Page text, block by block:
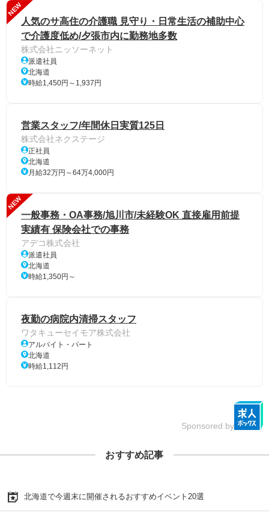
NEW
人気のサ高住の介護職 見守り・日常生活の補助中心
で介護度低め/夕張市内に勤務地多数
株式会社ニッソーネット
派遣社員
北海道
時給1,450円～1,937円
営業スタッフ/年間休日実質125日
株式会社ネクステージ
正社員
北海道
月給32万円～64万4,000円
NEW
一般事務・OA事務/旭川市/未経験OK 直接雇用前提
実績有 保険会社での事務
アデコ株式会社
派遣社員
北海道
時給1,350円～
夜勤の病院内清掃スタッフ
ワタキューセイモア株式会社
アルバイト・パート
北海道
時給1,112円
Sponsored by
おすすめ記事
北海道で今週末に開催されるおすすめイベント20選